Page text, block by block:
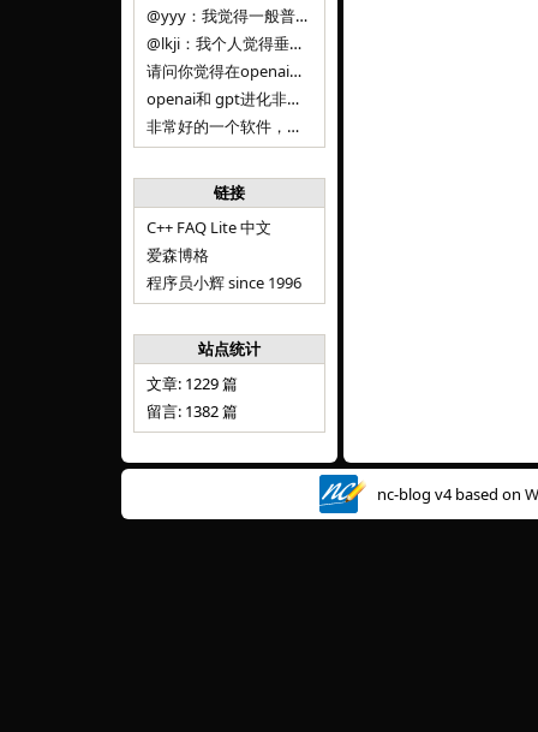
@yyy：我觉得一般普通人（非技术类以及非AI专业领域的人）会接触到的大语言模型肯定是大厂的超级模型。开源模型以后会更多被用在垂直
@lkji：我个人觉得垂直模型会自成一条发展线路的。AI 落地实际应用，一定还是垂直领域会更多。只是，垂直领域每个领域都不大，所以
请问你觉得在openai大语言模型一日千里的情况下，人们还需要去了解学习理解使用开源模型吗，还是说只需要使用openai的大语言模
openai和 gpt进化非常快， 还有垂直模型的机会吗
非常好的一个软件，恭喜。
链接
C++ FAQ Lite 中文
爱森博格
程序员小辉 since 1996
站点统计
文章: 1229 篇
留言: 1382 篇
nc-blog v4 based on